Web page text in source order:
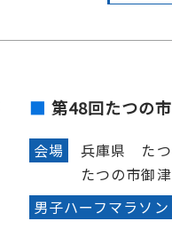
第48回たつの
会場
兵庫県 た
たつの市御
男子ハーフマラソン